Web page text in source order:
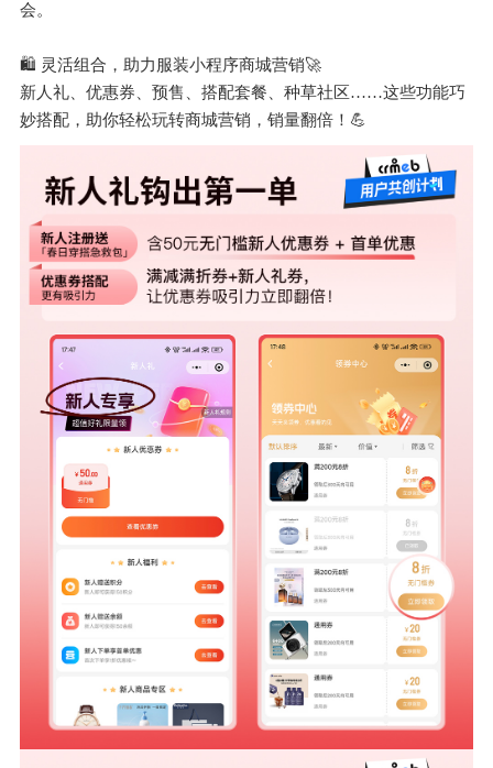
会。
🛍️ 灵活组合，助力服装小程序商城营销🚀
新人礼、优惠券、预售、搭配套餐、种草社区……这些功能巧
妙搭配，助你轻松玩转商城营销，销量翻倍！💪